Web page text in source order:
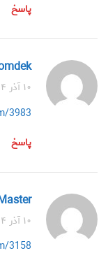
پاسخ
۱۰ آذر ۱۴۰۴ در ۵:۴۶ ب.ظ
3983
پاسخ
۱۰ آذر ۱۴۰۴ در ۵:۴۹ ب.ظ
3158